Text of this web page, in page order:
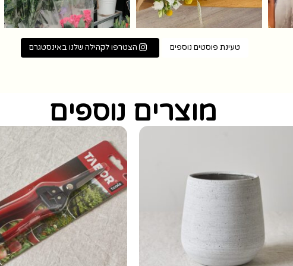
טעינת פוסטים נוספים הצטרפו לקהילה שלנו באינסטגרם
מוצרים נוספים